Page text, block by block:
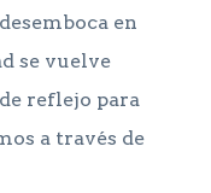
en
se vuelve
reflejo para
a través de